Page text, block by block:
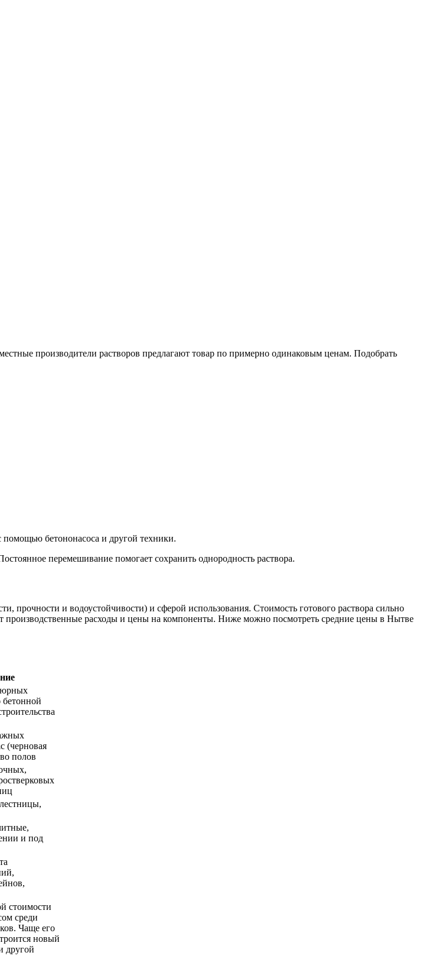
производители растворов предлагают товар по примерно одинаковым ценам. Подобрать
помощью бетононасоса и другой техники.
перемешивание помогает сохранить однородность раствора.
прочности и водоустойчивости) и сферой использования. Стоимость готового раствора сильно
производственные расходы и цены на компоненты. Ниже можно посмотреть средние цены в Нытве
бетонной
(черновая
полов
и под
стоимости
среди
Чаще его
новый
другой